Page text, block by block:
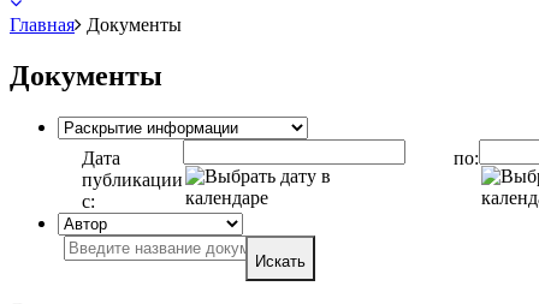
Главная Документы
Документы
Дата
публикации
с:
по:
Искать